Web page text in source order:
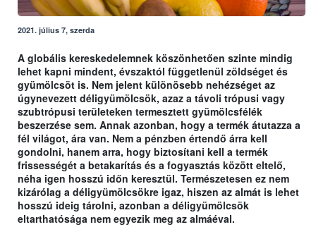
2021. július 7, szerda
A globális kereskedelemnek köszönhetően szinte mindig
lehet kapni mindent, évszaktól függetlenül zöldséget és
gyümölcsöt is. Nem jelent különösebb nehézséget az
úgynevezett déligyümölcsök, azaz a távoli trópusi vagy
szubtrópusi területeken termesztett gyümölcsfélék
beszerzése sem. Annak azonban, hogy a termék átutazza a
fél világot, ára van. Nem a pénzben értendő árra kell
gondolni, hanem arra, hogy biztosítani kell a termék
frissességét a betakarítás és a fogyasztás között eltelő,
néha igen hosszú időn keresztül. Természetesen ez nem
kizárólag a déligyümölcsökre igaz, hiszen az almát is lehet
hosszú ideig tárolni, azonban a déligyümölcsök
eltarthatósága nem egyezik meg az almáéval.